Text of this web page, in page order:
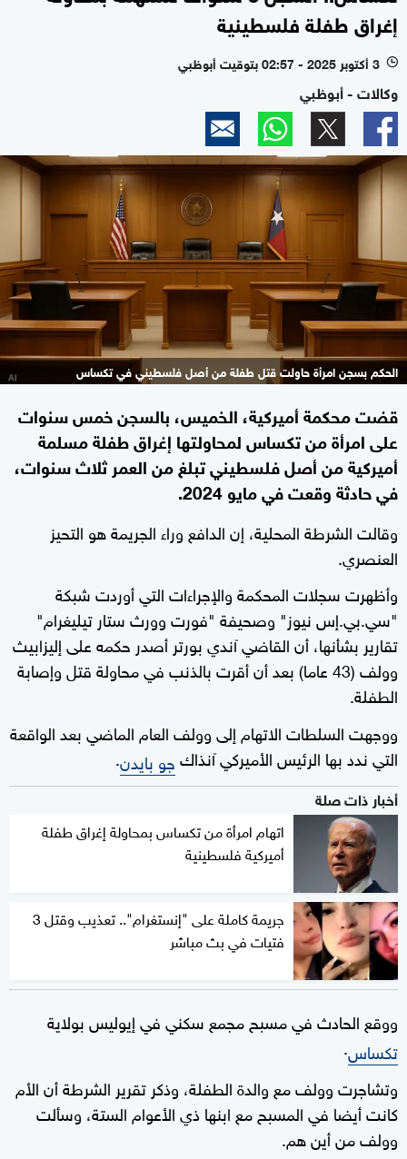
إغراق طفلة فلسطينية
l 3 أكتوبر 2025 - 02:57 بتوقيت أبوظبي
وكالات - أبوظبي
الحكم بسجن امرأة حاولت قتل طفلة من أصل فلسطيني في تكساس
قضت محكمة أميركية، الخميس، بالسجن خمس سنوات
على امرأة من تكساس لمحاولتها إغراق طفلة مسلمة
أميركية من أصل فلسطيني تبلغ من العمر ثلاث سنوات،
في حادثة وقعت في مايو 2024.
وقالت الشرطة المحلية، إن الدافع وراء الجريمة هو التحيز
العنصري.
وأظهرت سجلات المحكمة والإجراءات التي أوردت شبكة
"سي.بي.إس نيوز" وصحيفة "فورت وورث ستار تيليغرام"
تقارير بشأنها، أن القاضي آندي بورتر أصدر حكمه على إليزابيث
وولف (43 عاما) بعد أن أقرت بالذنب في محاولة قتل وإصابة
الطفلة.
ووجهت السلطات الاتهام إلى وولف العام الماضي بعد الواقعة
التي ندد بها الرئيس الأميركي آنذاكجو بايدن.
أخبار ذات صلة
اتهام امرأة من تكساس بمحاولة إغراق طفلة
أميركية فلسطينية
جريمة كاملة على "إنستغرام".. تعذيب وقتل 3
فتيات في بث مباشر
ووقع الحادث في مسبح مجمع سكني في إيوليس بولاية
تكساس.
وتشاجرت وولف مع والدة الطفلة، وذكر تقرير الشرطة أن الأم
كانت أيضا في المسبح مع ابنها ذي الأعوام الستة، وسألت
وولف من أين هم.